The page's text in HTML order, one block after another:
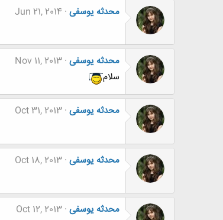
محدثه یوسفی Jun 21, 2014
محدثه یوسفی Nov 11, 2013
سلام
محدثه یوسفی Oct 31, 2013
محدثه یوسفی Oct 18, 2013
محدثه یوسفی Oct 12, 2013